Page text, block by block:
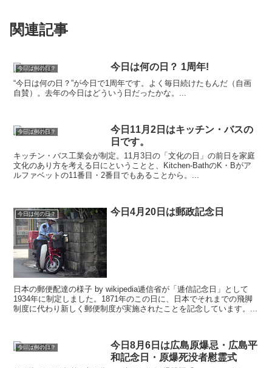
関連記事
今日は何の日？ 今日は何の日？ 1周年!
“今日は何の日？”が今日で1周年です。よく毎日続けたもんだ（自画
自賛）。去年の今日はどういう日だったかな。...
今日は何の日？
今日11月2日はキッチン・バスの
日です。
キッチン・バス工業会が制定。11月3日の「文化の日」の前日を家庭
文化のあり方を考える日にということと、Kitchen-BathのK・Bがア
ルファベットの11番目・2番目でもあることから。...
今日は何の日？ 今日4月20日は郵政記念日
日本の郵便配達の様子 by wikipedia逓信省が「逓信記念日」として
1934年に制定しました。1871年のこの日に、日本でそれまでの飛脚
制度に代わり新しく郵便制度が実施されたことを記念しています。...
今日は何の日？
今日8月6日は広島原爆忌・広島平
和記念日・原爆死没者慰霊式